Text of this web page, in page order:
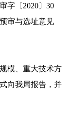
字〔2020〕30
审与选址意见
模、重大技术方
向我局报告，并